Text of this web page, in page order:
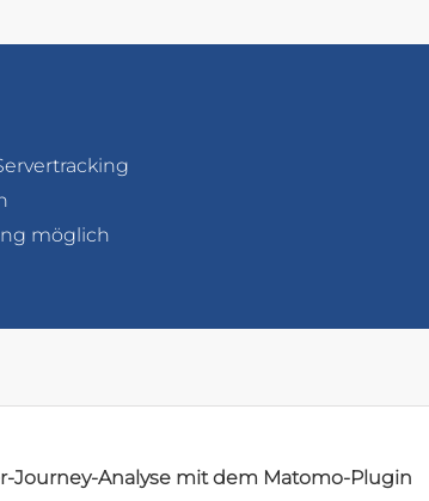
möglich
Journey-Analyse mit dem Matomo-Plugin